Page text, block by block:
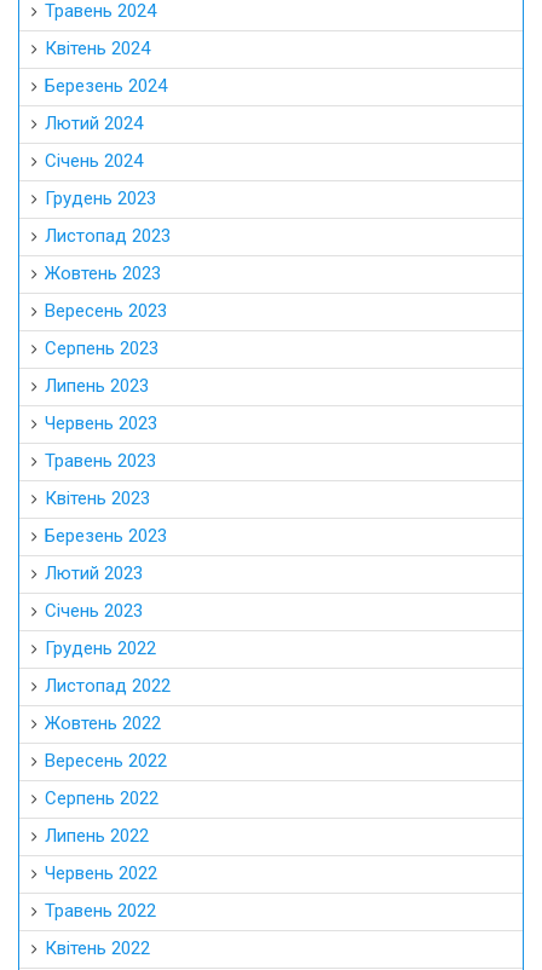
Травень 2024
Квітень 2024
Березень 2024
Лютий 2024
Січень 2024
Грудень 2023
Листопад 2023
Жовтень 2023
Вересень 2023
Серпень 2023
Липень 2023
Червень 2023
Травень 2023
Квітень 2023
Березень 2023
Лютий 2023
Січень 2023
Грудень 2022
Листопад 2022
Жовтень 2022
Вересень 2022
Серпень 2022
Липень 2022
Червень 2022
Травень 2022
Квітень 2022